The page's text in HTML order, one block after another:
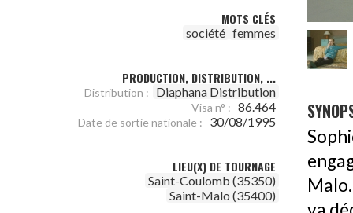
MOTS CLÉS
société femmes
PRODUCTION, DISTRIBUTION, ...
Distribution : Diaphana Distribution
Visa n° : 86.464
Date de sortie nationale : 30/08/1995
LIEU(X) DE TOURNAGE
Saint-Coulomb (35350)
Saint-Malo (35400)